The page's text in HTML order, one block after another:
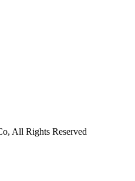
All Rights Reserved